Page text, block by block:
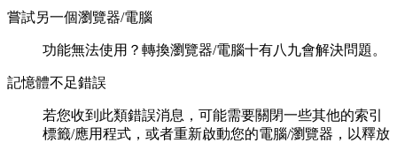
嘗試另一個瀏覽器/電腦
功能無法使用？轉換瀏覽器/電腦十有八九會解決問題。
記憶體不足錯誤
若您收到此類錯誤消息，可能需要關閉一些其他的索引
標籤/應用程式，或者重新啟動您的電腦/瀏覽器，以釋放